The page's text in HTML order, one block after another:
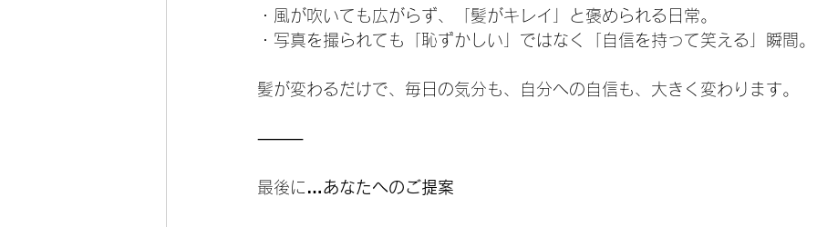
・風が吹いても広がらず、「髪がキレイ」と褒められる日常。
・写真を撮られても「恥ずかしい」ではなく「自信を持って笑える」瞬間。
髪が変わるだけで、毎日の気分も、自分への自信も、大きく変わります。
⸻
最後に …あなたへのご提案